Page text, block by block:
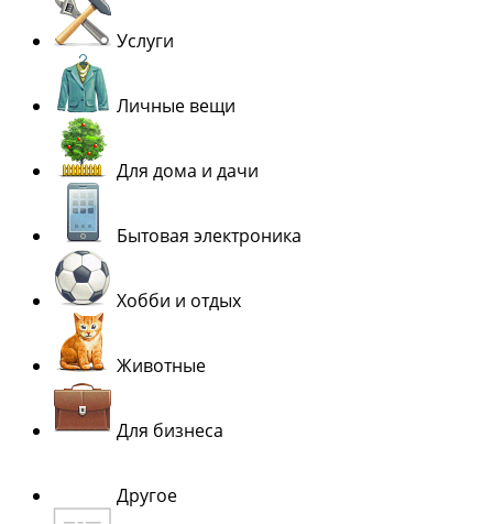
Услуги
Личные вещи
Для дома и дачи
Бытовая электроника
Хобби и отдых
Животные
Для бизнеса
Другое